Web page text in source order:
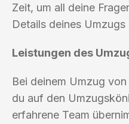
Zeit, um all deine
Details deines Umzugs
Leistungen des
Bei deinem Umzug
du auf den
erfahrene Team